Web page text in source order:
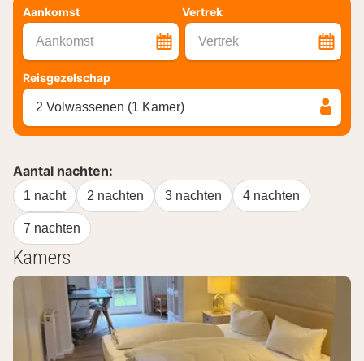
Aankomst Vertrek
Aankomst Vertrek
Reisgezelschap
2 Volwassenen (1 Kamer)
Aantal nachten:
1 nacht 2 nachten 3 nachten 4 nachten
7 nachten
Kamers